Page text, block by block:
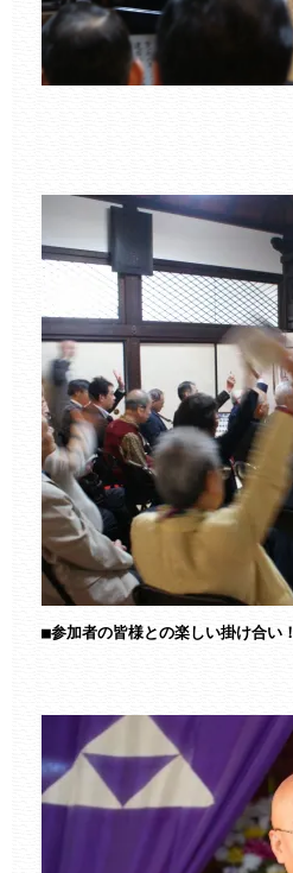
■参加者の皆様との楽しい掛け合い！